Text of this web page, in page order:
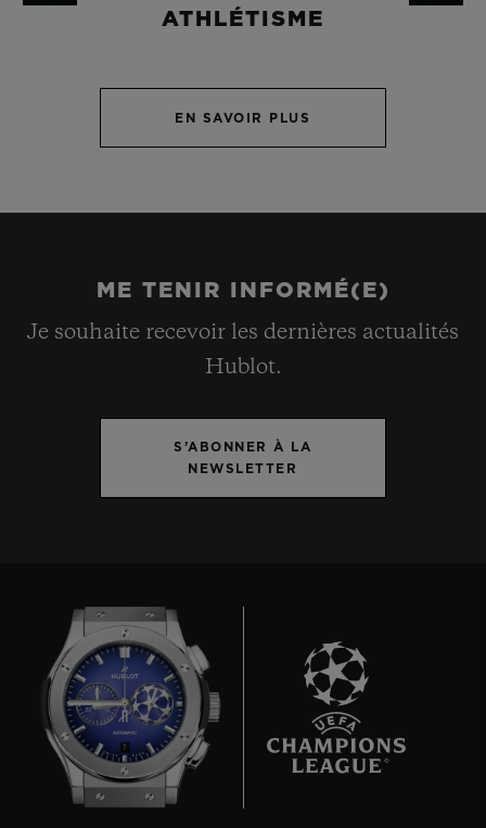
ATHLÉTISME
EN SAVOIR PLUS
ME TENIR INFORMÉ(E)
Je souhaite recevoir les dernières actualités
Hublot.
S’ABONNER À LA
NEWSLETTER
7